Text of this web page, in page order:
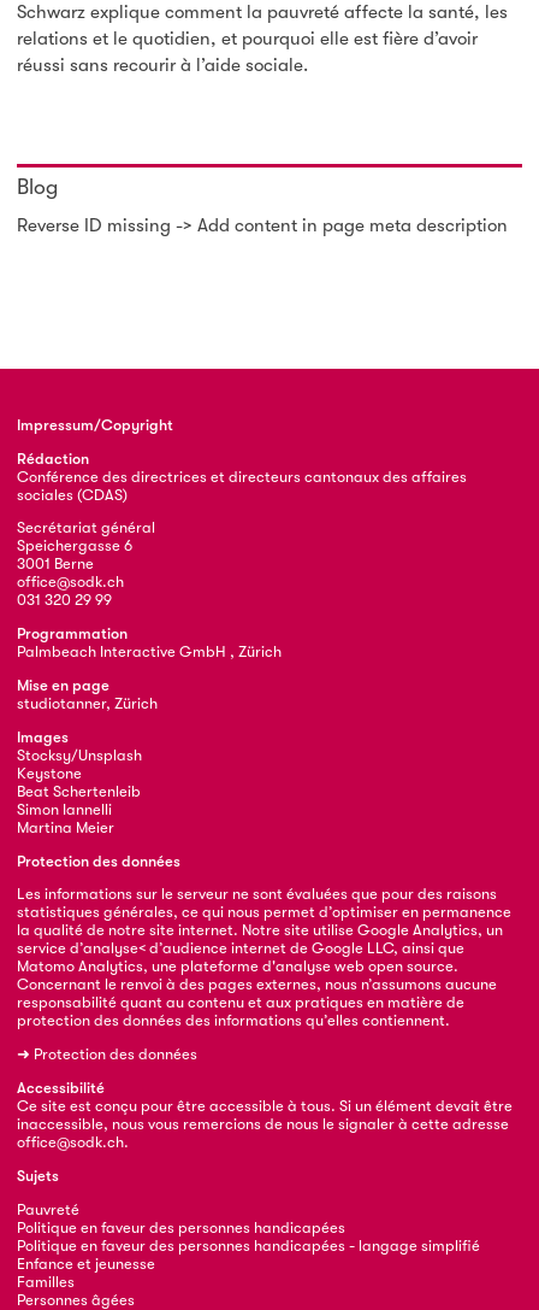
Schwarz explique comment la pauvreté affecte la santé, les
relations et le quotidien, et pourquoi elle est fière d’avoir
réussi sans recourir à l’aide sociale.
Blog
Reverse ID missing -> Add content in page meta description
Impressum/Copyright
Rédaction
Conférence des directrices et directeurs cantonaux des affaires
sociales (CDAS)
Secrétariat général
Speichergasse 6
3001 Berne
office@sodk.ch
031 320 29 99
Programmation
Palmbeach Interactive GmbH , Zürich
Mise en page
studiotanner, Zürich
Images
Stocksy/Unsplash
Keystone
Beat Schertenleib
Simon Iannelli
Martina Meier
Protection des données
Les informations sur le serveur ne sont évaluées que pour des raisons
statistiques générales, ce qui nous permet d’optimiser en permanence
la qualité de notre site internet. Notre site utilise Google Analytics, un
service d’analyse< d’audience internet de Google LLC, ainsi que
Matomo Analytics, une plateforme d'analyse web open source.
Concernant le renvoi à des pages externes, nous n’assumons aucune
responsabilité quant au contenu et aux pratiques en matière de
protection des données des informations qu’elles contiennent.
➜ Protection des données
Accessibilité
Ce site est conçu pour être accessible à tous. Si un élément devait être
inaccessible, nous vous remercions de nous le signaler à cette adresse
office@sodk.ch.
Sujets
Pauvreté
Politique en faveur des personnes handicapées
Politique en faveur des personnes handicapées - langage simplifié
Enfance et jeunesse
Familles
Personnes âgées